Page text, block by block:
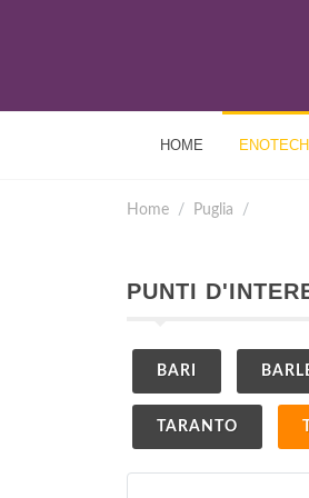
HOME
Home Puglia
PUNTI
BARI
TARANTO